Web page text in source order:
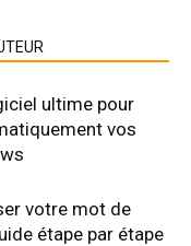
ultime pour
vos
votre mot de
étape par étape